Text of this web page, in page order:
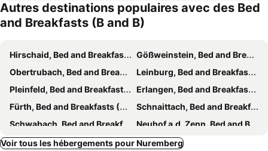
Gastezimmer Bei Andy
Sonniges 2-Zimmer-Apartment mit Duschbad
G&auml;stehaus am Heuss-Platz
Pension Unterreichenbach
Autres destinations populaires avec des Bed
and Breakfasts (B and B)
Hirschaid, Bed and Breakfasts (B and B)
Gößweinstein, Bed and Breakfasts (B and B)
Obertrubach, Bed and Breakfasts (B and B)
Leinburg, Bed and Breakfasts (B and B)
Pleinfeld, Bed and Breakfasts (B and B)
Erlangen, Bed and Breakfasts (B and B)
Fürth, Bed and Breakfasts (B and B)
Schnaittach, Bed and Breakfasts (B and B)
Schwabach, Bed and Breakfasts (B and B)
Neuhof a.d. Zenn, Bed and Breakfasts (B and B)
Etzelwang, Bed and Breakfasts (B and B)
Heroldsberg, Bed and Breakfasts (B and B)
Voir tous les hébergements pour Nuremberg